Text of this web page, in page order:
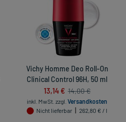
Vichy Homme Deo Roll-On
Clinical Control 96H, 50 ml
13,14 € 14,00 €
inkl. MwSt. zzgl. Versandkosten
Nicht lieferbar
262,80 € / l